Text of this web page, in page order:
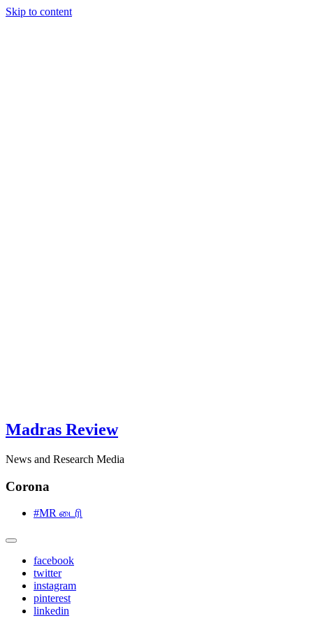
Skip to content
Madras Review
News and Research Media
Corona
#MR டைரி
facebook
twitter
instagram
pinterest
linkedin